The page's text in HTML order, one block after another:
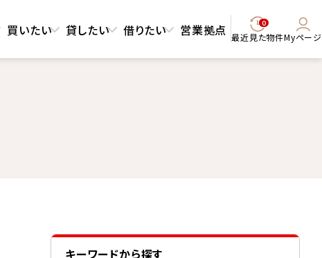
買いたい 貸したい 借りたい 営業拠点 0
最近見た物件Myページ
キーワードから探す